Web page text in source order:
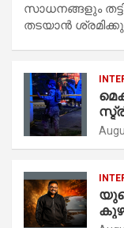
സാധനങ്ങളും
തടയാൻ